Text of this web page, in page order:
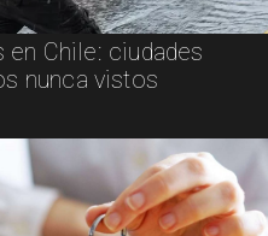
Chile: ciudades
nunca vistos